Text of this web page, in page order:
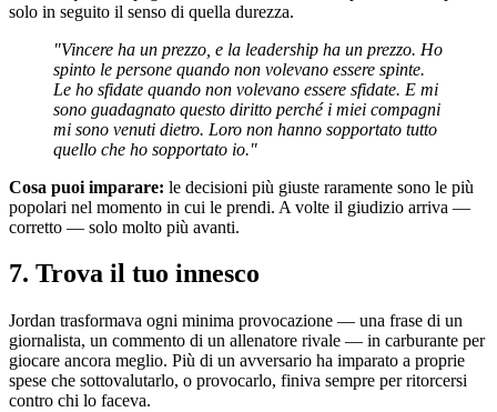
solo in seguito il senso di quella durezza.
"Vincere ha un prezzo, e la leadership ha un prezzo. Ho
spinto le persone quando non volevano essere spinte.
Le ho sfidate quando non volevano essere sfidate. E mi
sono guadagnato questo diritto perché i miei compagni
mi sono venuti dietro. Loro non hanno sopportato tutto
quello che ho sopportato io."
Cosa puoi imparare: le decisioni più giuste raramente sono le più
popolari nel momento in cui le prendi. A volte il giudizio arriva —
corretto — solo molto più avanti.
7. Trova il tuo innesco
Jordan trasformava ogni minima provocazione — una frase di un
giornalista, un commento di un allenatore rivale — in carburante per
giocare ancora meglio. Più di un avversario ha imparato a proprie
spese che sottovalutarlo, o provocarlo, finiva sempre per ritorcersi
contro chi lo faceva.